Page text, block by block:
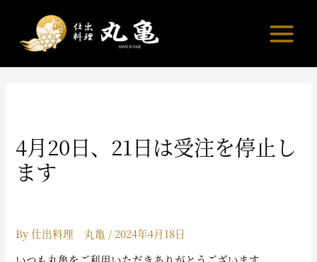
4月20日、21日は受注を停止し
ます
By仕出料理 丸亀 / 2024年4月18日